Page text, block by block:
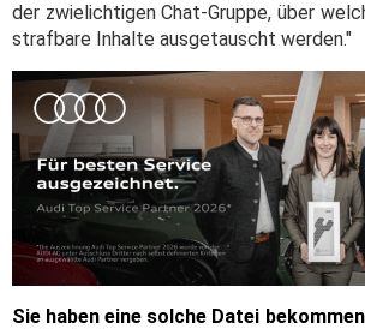
der zwielichtigen Chat-Gruppe, über
strafbare Inhalte ausgetauscht werden."
Sie haben eine solche Datei